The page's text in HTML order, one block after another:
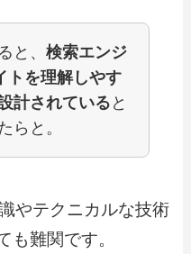
と、検索エンジ
トを理解しやす
計されていると
らと。
やテクニカルな技術
も難関です。